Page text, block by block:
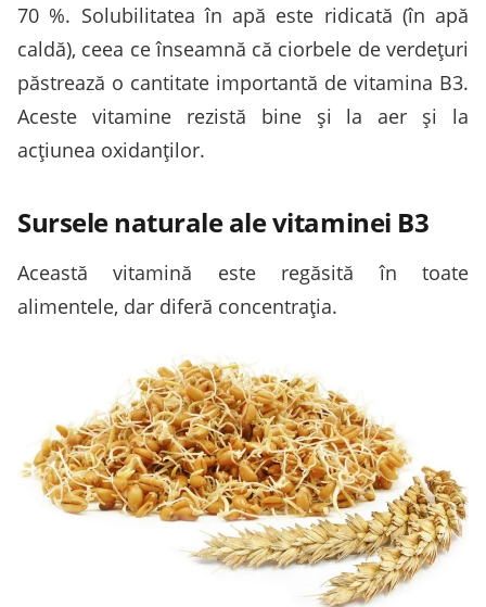
70 %. Solubilitatea în apă este ridicată (în apă
caldă), ceea ce înseamnă că ciorbele de verdețuri
păstrează o cantitate importantă de vitamina B3.
Aceste vitamine rezistă bine și la aer și la
acțiunea oxidanților.
Sursele naturale ale vitaminei B3
Această vitamină este regăsită în toate
alimentele, dar diferă concentrația.